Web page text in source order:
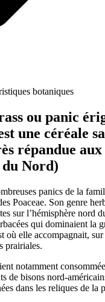
botaniques
ou panic
une céréale
répandue
Nord)
panics de la
Poaceae. Son genre
sur l’hémisphère nord
qui dominaient la
où elle accompagnait, sur
prairiales.
notamment
de bisons nord-
dans les reliques de la